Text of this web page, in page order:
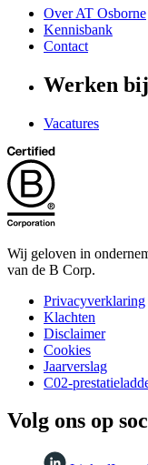
Over AT Osborne
Kennisbank
Contact
Werken bij
Vacatures
Wij geloven in
van de B Corp.
Privacyverklaring
Klachten
Disclaimer
Cookies
Jaarverslag
C02-
Volg ons op